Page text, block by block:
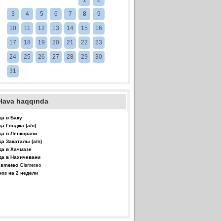
3 4 5 6 7 8 9
10 11 12 13 14 15 16
17 18 19 20 21 22 23
24 25 26 27 28 29 30
31
haqqında
в Баку
Гянджа (а/п)
в Ленкорани
Закаталы (а/п)
в Хачмазе
в Нахичевани
Gismeteo
на 2 недели